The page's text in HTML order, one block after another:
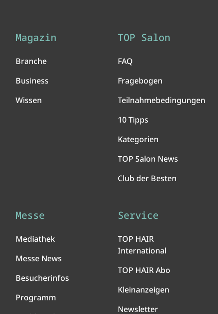
Magazin
Branche
Business
Wissen
TOP Salon
FAQ
Fragebogen
Teilnahmebedingungen
10 Tipps
Kategorien
TOP Salon News
Club der Besten
Messe
Mediathek
Messe News
Besucherinfos
Programm
Service
TOP HAIR
International
TOP HAIR Abo
Kleinanzeigen
Newsletter